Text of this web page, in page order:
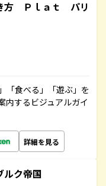
方 Ｐｌａｔ パリ
「食べる」「遊ぶ」を
内するビジュアルガイ
詳細を見る
ク帝国